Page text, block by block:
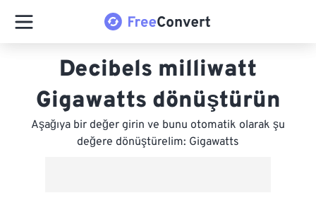
Decibels milliwatt
Gigawatts dönüştürün
Aşağıya bir değer girin ve bunu otomatik olarak şu
değere dönüştürelim: Gigawatts